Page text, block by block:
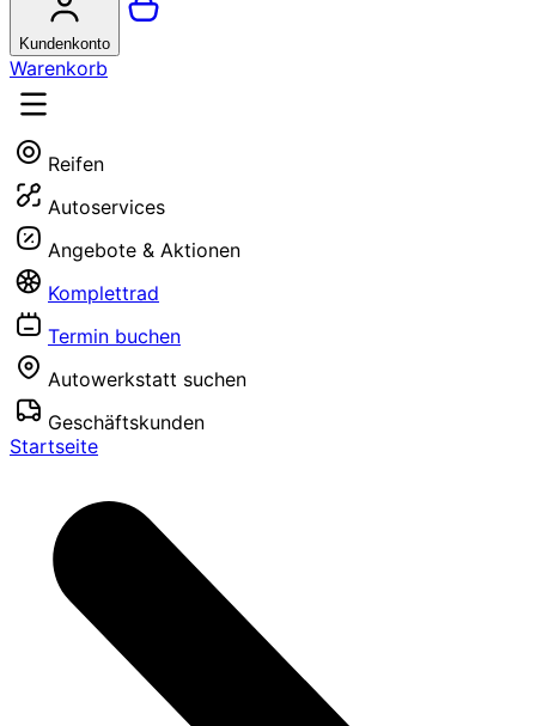
Kundenkonto
Warenkorb
Reifen
Autoservices
Angebote & Aktionen
Komplettrad
Termin buchen
Autowerkstatt suchen
Geschäftskunden
Startseite